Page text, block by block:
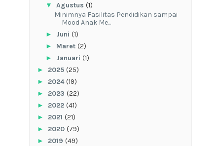
▼ Agustus (1)
‎Minimnya Fasilitas Pendidikan sampai
Mood Anak Me...
► Juni (1)
► Maret (2)
► Januari (1)
► 2025 (25)
► 2024(19)
► 2023 (22)
► 2022 (41)
► 2021 (21)
► 2020 (79)
► 2019 (49)